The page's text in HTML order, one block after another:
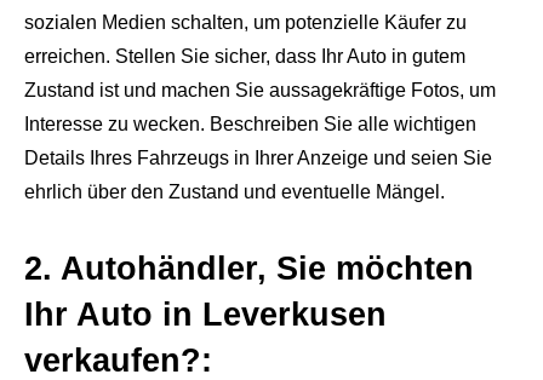
sozialen Medien schalten, um potenzielle Käufer zu
erreichen. Stellen Sie sicher, dass Ihr Auto in gutem
Zustand ist und machen Sie aussagekräftige Fotos, um
Interesse zu wecken. Beschreiben Sie alle wichtigen
Details Ihres Fahrzeugs in Ihrer Anzeige und seien Sie
ehrlich über den Zustand und eventuelle Mängel.
2. Autohändler, Sie möchten
Ihr Auto in Leverkusen
verkaufen?: